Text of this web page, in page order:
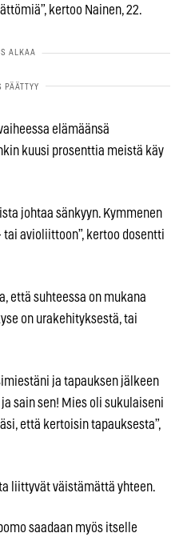
kertoo Nainen, 22.
elämäänsä
kuusi prosenttia meistä käy
johtaa sänkyyn. Kymmenen
avioliittoon”, kertoo dosentti
että suhteessa on mukana
on urakehityksestä, tai
ja tapauksen jälkeen
sain sen! Mies oli sukulaiseni
että kertoisin tapauksesta”,
liittyvät väistämättä yhteen.
saadaan myös itselle